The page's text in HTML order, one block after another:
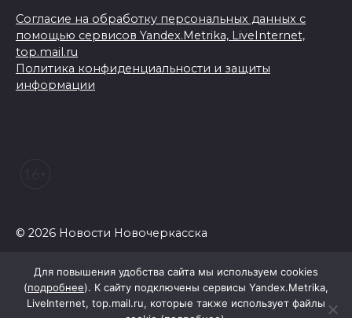
Согласие на обработку персональных данных с
помощью сервисов Yandex.Metrika, LiveInternet,
top.mail.ru
Политика конфиденциальности и защиты
информации
© 2026 Новости Новочеркасска
Для повышения удобства сайта мы используем cookies
(подробнее). К сайту подключены сервисы Yandex.Metrika,
LiveInternet, top.mail.ru, которые также использует файлы